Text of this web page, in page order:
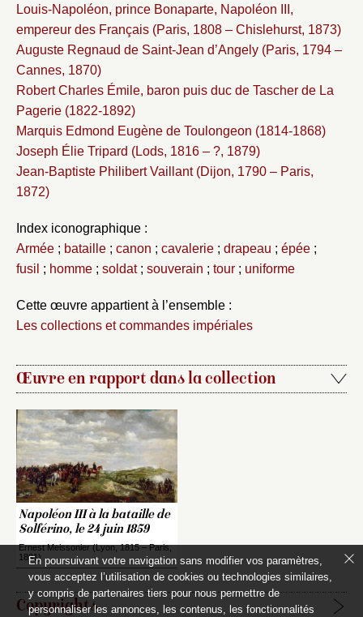
Louis-Napoléon, prince Bonaparte, Napoléon III,
empereur des Français (Paris, 1808 – Chislehurst, 1873)
Auguste Regnaud de Saint-Jean d’Angely (Paris, 1794 –
Cannes, 1870)
Robert Charles Émile, baron puis duc de Tascher de La
Pagerie (1822-1892)
Marquis Edmond Eugène de Toulongeon (1814-1868)
Joseph Élie Tripard (Lods, 1816 – ?, 1879)
Jean-Baptiste Philibert Vaillant (Dijon, 1790 – Paris,
1872)
Index iconographique :
Armée ; bataille ; canon ; cavalerie ; drapeau ; épée ;
fusil ; homme ; soldat; souverain ; tour ; uniforme
Cette œuvre appartient à l’ensemble :
Les collections et commandes impériales
Œuvre en rapport dans la collection
Napoléon III à la bataille de
Solférino, le 24 juin 1859
Ernest Meissonier (Lyon, 1815 – Paris,
1891)
Copyrights
En poursuivant votre navigation sans modifier vos paramètres,
vous acceptez l’utilisation de cookies ou technologies similaires,
y compris de partenaires tiers pour nous permettre de
personnaliser les annonces, les contenus, les fonctionnalités